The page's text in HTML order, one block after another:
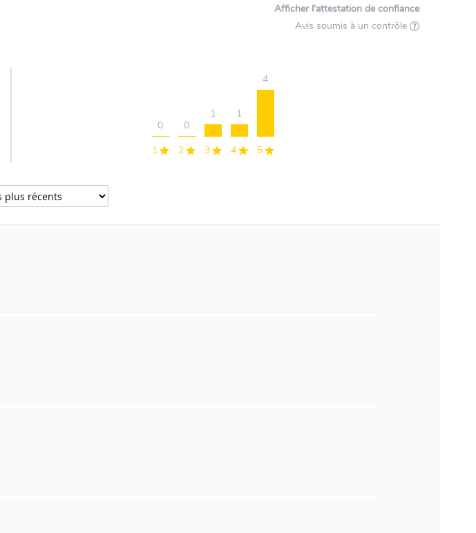
Afficher l'attestation de confiance
Avis soumis à un contrôle
1
0
2
0
3
1
4
1
5
4